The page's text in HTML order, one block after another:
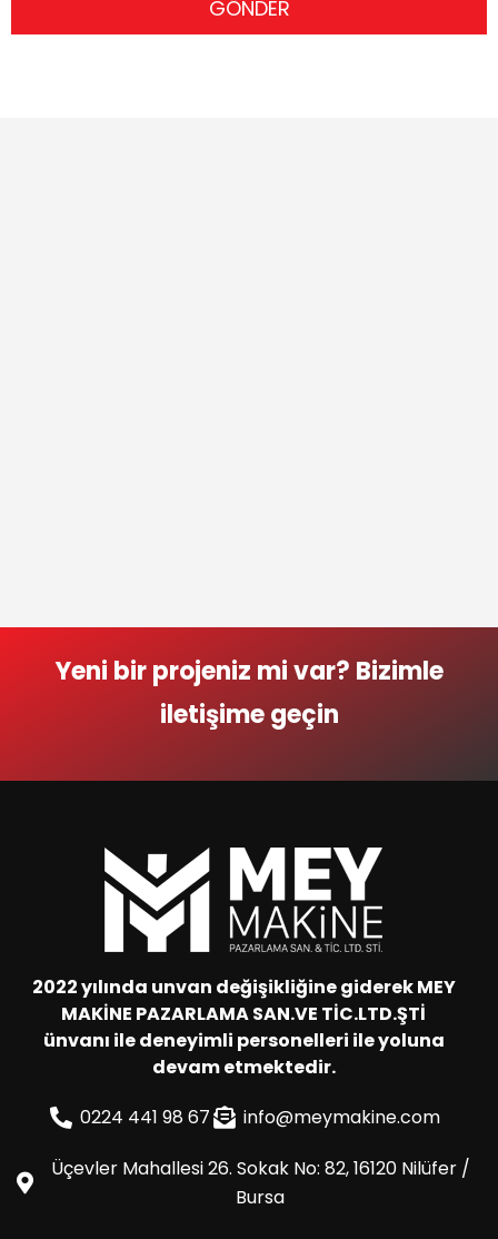
Yeni bir projeniz mi var? Bizimle
iletişime geçin
2022 yılında unvan değişikliğine giderek MEY
MAKİNE PAZARLAMA SAN.VE TİC.LTD.ŞTİ
ünvanı ile deneyimli personelleri ile yoluna
devam etmektedir.
0224 441 98 67
info@meymakine.com
Üçevler Mahallesi 26. Sokak No: 82, 16120 Nilüfer /
Bursa